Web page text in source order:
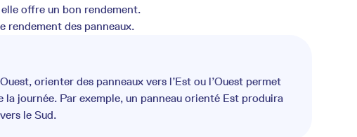
offre un bon rendement.
rendement des panneaux.
orienter des panneaux vers l’Est ou l’Ouest permet
journée. Par exemple, un panneau orienté Est produira
le Sud.